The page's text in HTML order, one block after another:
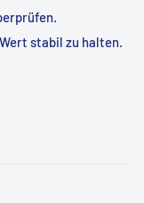
stabil zu halten.